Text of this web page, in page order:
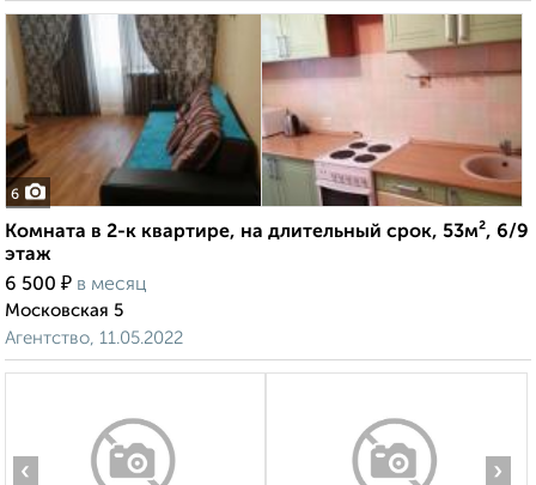
6
Комната в 2-к квартире, на длительный срок, 53м², 6/9
этаж
6 500 ₽ в месяц
Московская 5
Агентство, 11.05.2022
‹ ›